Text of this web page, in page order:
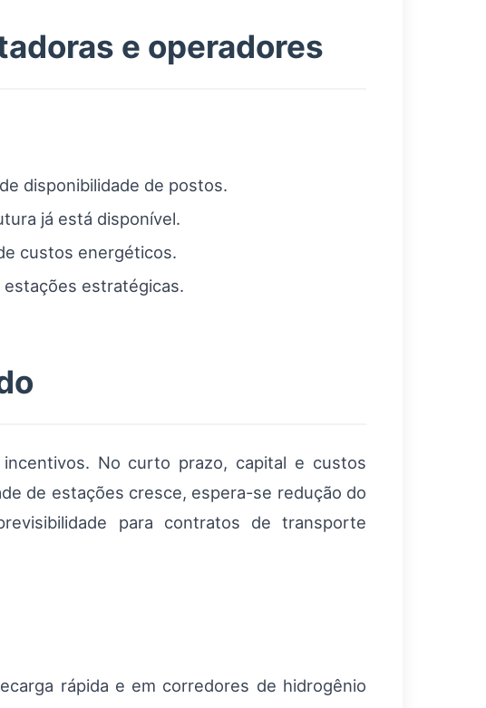
e operadores
disponibilidade de postos.
já está disponível.
custos energéticos.
estratégicas.
No curto prazo, capital e custos
de estações cresce, espera-se redução do
para contratos de transporte
rápida e em corredores de hidrogênio